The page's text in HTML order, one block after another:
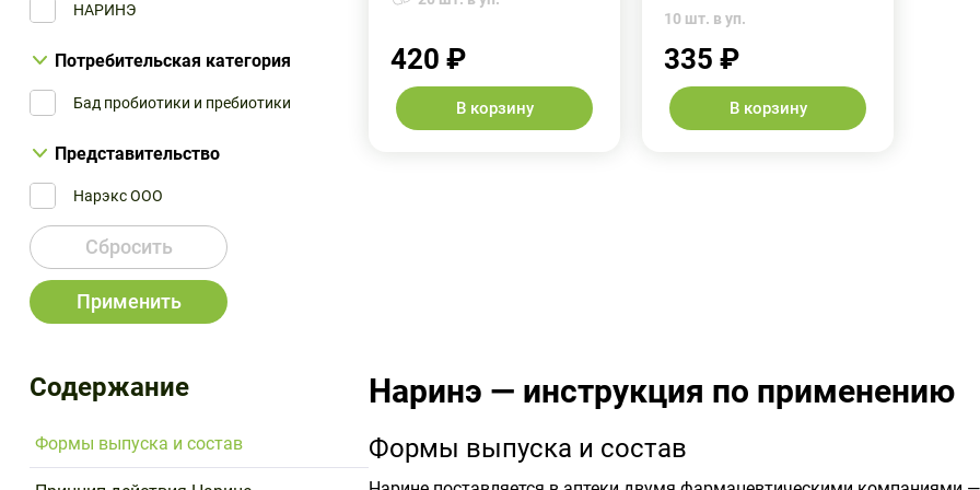
НАРИНЭ
Потребительская категория
Бад пробиотики и пребиотики
Представительство
Нарэкс ООО
Сбросить
Применить
420 ₽
В корзину
10 шт. в уп.
335 ₽
В корзину
Содержание
Формы выпуска и состав
Наринэ — инструкция по применению
Формы выпуска и состав